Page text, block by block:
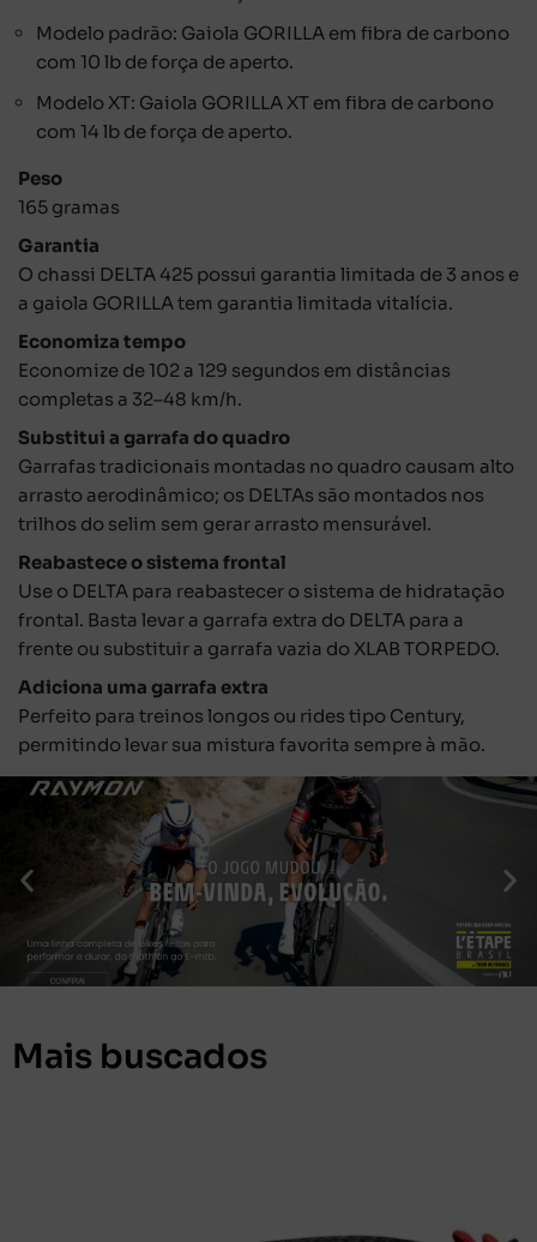
Modelo padrão: Gaiola GORILLA em fibra de carbono
com 10 lb de força de aperto.
Modelo XT: Gaiola GORILLA XT em fibra de carbono
com 14 lb de força de aperto.
Peso
165 gramas
Garantia
O chassi DELTA 425 possui garantia limitada de 3 anos e
a gaiola GORILLA tem garantia limitada vitalícia.
Economiza tempo
Economize de 102 a 129 segundos em distâncias
completas a 32–48 km/h.
Substitui a garrafa do quadro
Garrafas tradicionais montadas no quadro causam alto
arrasto aerodinâmico; os DELTAs são montados nos
trilhos do selim sem gerar arrasto mensurável.
Reabastece o sistema frontal
Use o DELTA para reabastecer o sistema de hidratação
frontal. Basta levar a garrafa extra do DELTA para a
frente ou substituir a garrafa vazia do XLAB TORPEDO.
Adiciona uma garrafa extra
Perfeito para treinos longos ou rides tipo Century,
permitindo levar sua mistura favorita sempre à mão.
Mais buscados